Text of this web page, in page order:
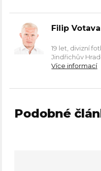
Filip Votava
19 let, divizní
Jindřichův
Více informací
Podobné